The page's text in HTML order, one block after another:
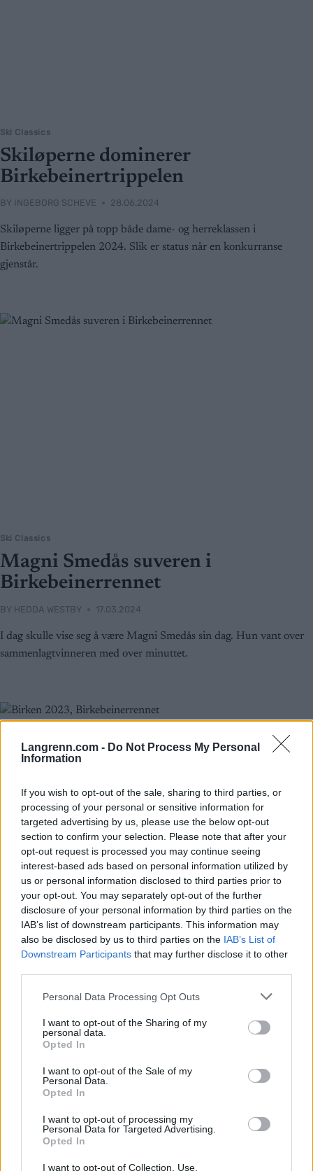
Langrenn.com - Do Not Process My Personal
Information
If you wish to opt-out of the sale, sharing to third parties, or
processing of your personal or sensitive information for
targeted advertising by us, please use the below opt-out
section to confirm your selection. Please note that after your
opt-out request is processed you may continue seeing
interest-based ads based on personal information utilized by
us or personal information disclosed to third parties prior to
your opt-out. You may separately opt-out of the further
disclosure of your personal information by third parties on the
IAB’s list of downstream participants. This information may
also be disclosed by us to third parties on the IAB’s List of
Downstream Participants that may further disclose it to other
Please note that this website/app uses one or more Google
not limited to your visit or usage behaviour. You may click to
grant or deny consent to Google and its third-party tags to
use your data for below specified purposes in below Google
consent section.
Personal Data Processing Opt Outs
I want to opt-out of the Sharing of my
personal data.
Opted In
I want to opt-out of the Sale of my
Personal Data.
Opted In
I want to opt-out of processing my
Personal Data for Targeted Advertising.
Opted In
I want to opt-out of Collection, Use,
Ski Classics
Skiløperne dominerer
Birkebeinertrippelen
BY INGEBORG SCHEVE 28.06.2024
Skiløperne ligger på topp både dame- og herreklassen i
Birkebeinertrippelen 2024. Slik er status når en konkurranse
gjenstår.
Ski Classics
Magni Smedås suveren i
Birkebeinerrennet
BY HEDDA WESTBY 17.03.2024
I dag skulle vise seg å være Magni Smedås sin dag. Hun vant over
sammenlagtvinneren med over minuttet.
Ski Classics
Jubeltall for Birken: Mot dobling i
antall deltakere i 2024
INGEBORG SCHEVE 23.09.2023
Birken har grunn til å juble over forhåndspåmeldingene til Birken
2024: I slutten av september er det nesten dobbelt så mange